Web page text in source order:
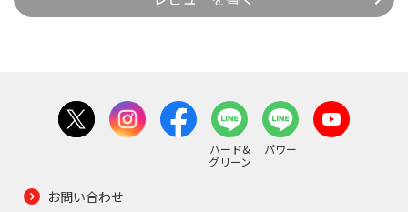
ハード&
グリーン
パワー
お問い合わせ